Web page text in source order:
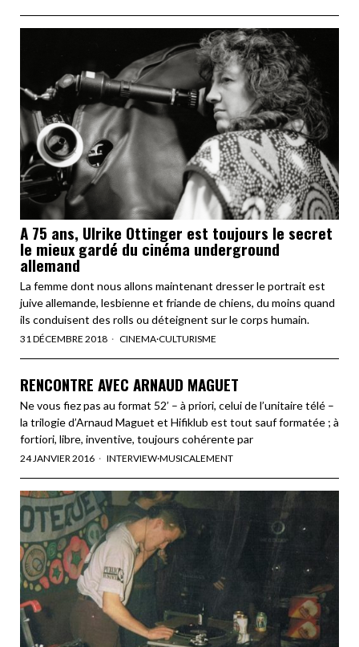
A 75 ans, Ulrike Ottinger est toujours le secret
le mieux gardé du cinéma underground
allemand
La femme dont nous allons maintenant dresser le portrait est
juive allemande, lesbienne et friande de chiens, du moins quand
ils conduisent des rolls ou déteignent sur le corps humain.
31 DÉCEMBRE 2018 CINEMA·CULTURISME
RENCONTRE AVEC ARNAUD MAGUET
Ne vous fiez pas au format 52’ – à priori, celui de l’unitaire télé –
la trilogie d’Arnaud Maguet et Hifiklub est tout sauf formatée ; à
fortiori, libre, inventive, toujours cohérente par
24 JANVIER 2016 INTERVIEW·MUSICALEMENT